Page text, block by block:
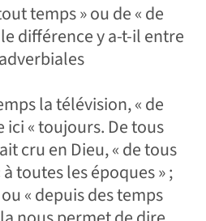
temps » ou de « de
différence y a-t-il entre
la télévision, « de
« toujours. De tous
cru en Dieu, « de tous
toutes les époques » ;
« depuis des temps